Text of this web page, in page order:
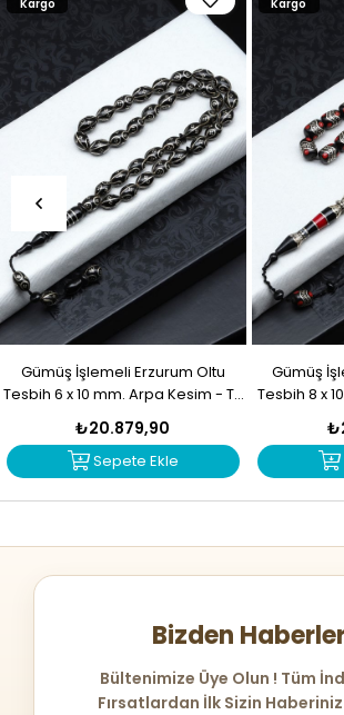
Gümüş İşlemeli Erzurum Oltu
Tesbih 6 x 10 mm. Arpa Kesim - T-
1916
₺20.879,90
Sepete Ekle
Kargo
Gümüş
Tesbih 8 x
Kargo
Bizden
Bültenimize Üye Olun ! Tüm
Fırsatlardan İlk Sizin